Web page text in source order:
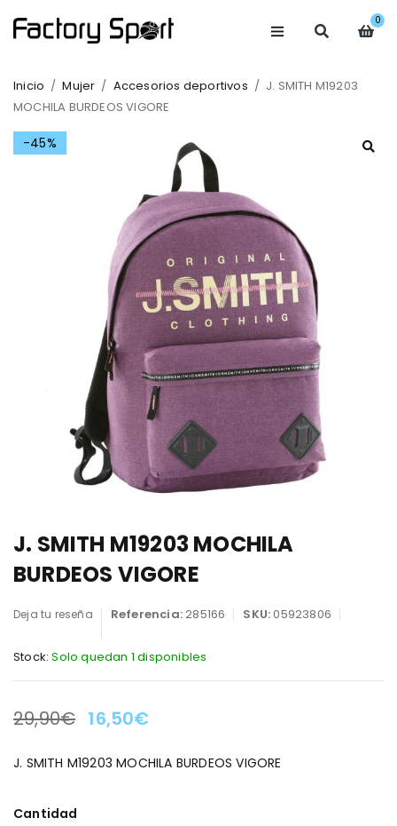
0
Inicio / Mujer / Accesorios deportivos / J. SMITH M19203
MOCHILA BURDEOS VIGORE
-45%
J. SMITH M19203 MOCHILA
BURDEOS VIGORE
Deja tu reseña Referencia:285166 SKU:05923806
Stock: Solo quedan 1 disponibles
LA OFERTA TERMINA EN:
29,90€ 16,50€
J. SMITH M19203 MOCHILA BURDEOS VIGORE
Cantidad